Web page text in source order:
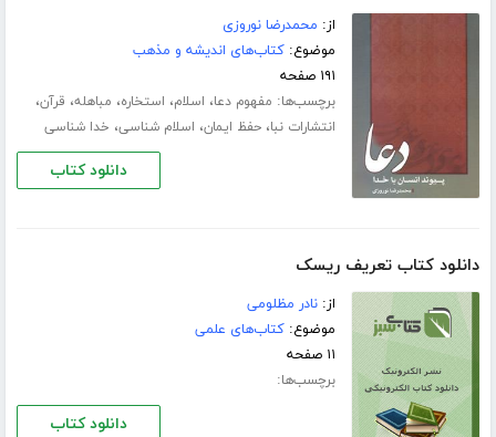
از: محمدرضا نوروزی
موضوع:کتاب‌های اندیشه و مذهب
۱۹۱ صفحه
برچسب‌ها: مفهوم دعا، اسلام، استخاره، مباهله، قرآن،
انتشارات نبا،حفظ ایمان، اسلام شناسی، خدا شناسی
دانلود کتاب
دانلود کتاب تعریف ریسک
از:نادر مظلومی
موضوع:کتاب‌های علمی
۱۱ صفحه
برچسب‌ها:
دانلود کتاب